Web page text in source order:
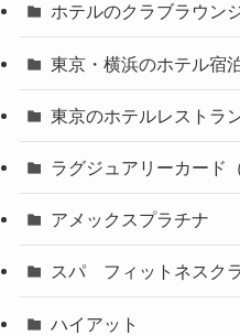
ホテルのクラブラウン
東京・横浜のホテル宿
東京のホテルレストラ
ラグジュアリーカード
アメックスプラチナ
スパ フィットネスク
ハイアット